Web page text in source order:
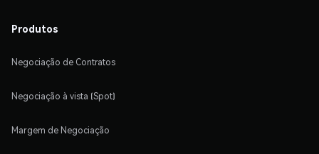
Produtos
Negociação de Contratos
Negociação à vista (Spot)
Margem de Negociação